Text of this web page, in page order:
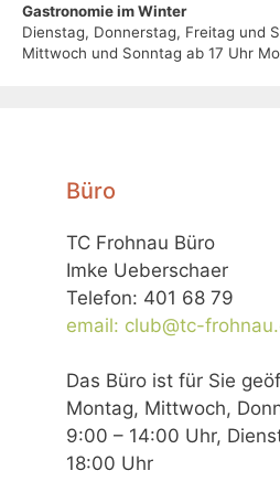
Gastronomie im Winter
Dienstag, Donnerstag, Freitag und
Mittwoch und Sonntag ab 17 Uhr
Büro
TC Frohnau Büro
Imke Ueberschaer
Telefon: 401 68 79
email: club@tc-
Das Büro ist für Sie
Montag, Mittwoch,
9:00 – 14:00 Uhr,
18:00 Uhr